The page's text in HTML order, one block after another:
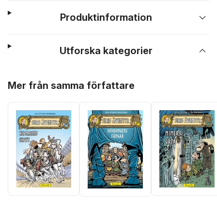
Produktinformation
Utforska kategorier
Mer från samma författare